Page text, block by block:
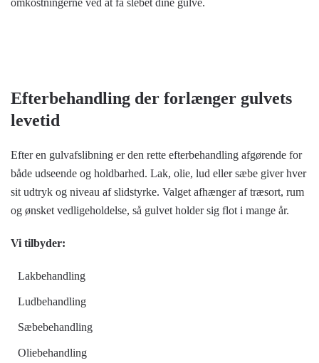
Efterbehandling der forlænger gulvets
levetid
Efter en gulvafslibning er den rette efterbehandling afgørende for
både udseende og holdbarhed. Lak, olie, lud eller sæbe giver hver
sit udtryk og niveau af slidstyrke. Valget afhænger af træsort, rum
og ønsket vedligeholdelse, så gulvet holder sig flot i mange år.
Vi tilbyder:
Lakbehandling
Ludbehandling
Sæbebehandling
Oliebehandling